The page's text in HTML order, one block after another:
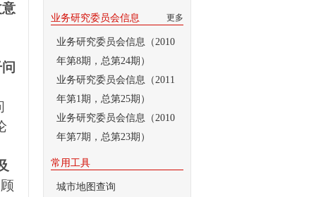
更多
业务研究委员会信息
业务研究委员会信息（2010
年第8期，总第24期）
业务研究委员会信息（2011
年第1期，总第25期）
业务研究委员会信息（2010
年第7期，总第23期）
常用工具
城市地图查询